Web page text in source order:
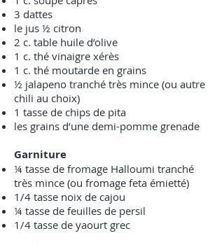
3 dattes
le jus ½ citron
2 c. table huile d’olive
1 c. thé vinaigre xérès
1 c. thé moutarde en grains
½ jalapeno tranché très mince (ou autre
chili au choix)
1 tasse de chips de pita
les grains d’une demi-pomme grenade
Garniture
¼ tasse de fromage Halloumi tranché
très mince (ou fromage feta émietté)
1/4 tasse noix de cajou
¼ tasse de feuilles de persil
1/4 tasse de yaourt grec